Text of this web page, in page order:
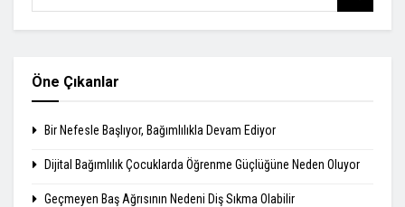
Öne Çıkanlar
Bir Nefesle Başlıyor, Bağımlılıkla Devam Ediyor
Dijital Bağımlılık Çocuklarda Öğrenme Güçlüğüne Neden Oluyor
Geçmeyen Baş Ağrısının Nedeni Diş Sıkma Olabilir